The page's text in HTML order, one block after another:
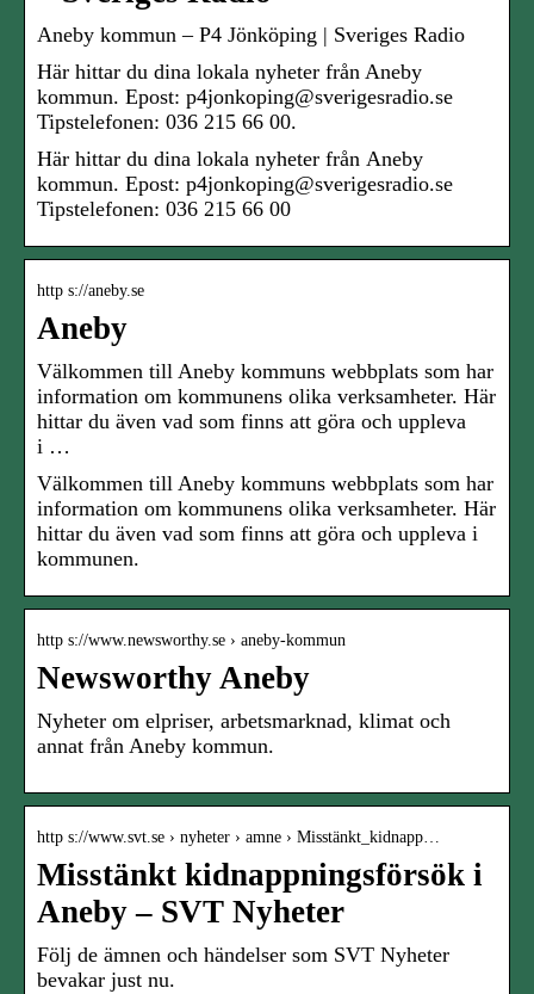
Aneby kommun – P4 Jönköping | Sveriges Radio
Här hittar du dina lokala nyheter från Aneby
kommun. Epost: p4jonkoping@sverigesradio.se
Tipstelefonen: 036 215 66 00.
Här hittar du dina lokala nyheter från Aneby
kommun. Epost: p4jonkoping@sverigesradio.se
Tipstelefonen: 036 215 66 00
http s://aneby.se
Aneby
Välkommen till Aneby kommuns webbplats som har
information om kommunens olika verksamheter. Här
hittar du även vad som finns att göra och uppleva
i …
Välkommen till Aneby kommuns webbplats som har
information om kommunens olika verksamheter. Här
hittar du även vad som finns att göra och uppleva i
kommunen.
http s://www.newsworthy.se › aneby-kommun
Newsworthy Aneby
Nyheter om elpriser, arbetsmarknad, klimat och
annat från Aneby kommun.
http s://www.svt.se › nyheter › amne › Misstänkt_kidnapp…
Misstänkt kidnappningsförsök i
Aneby – SVT Nyheter
Följ de ämnen och händelser som SVT Nyheter
bevakar just nu.